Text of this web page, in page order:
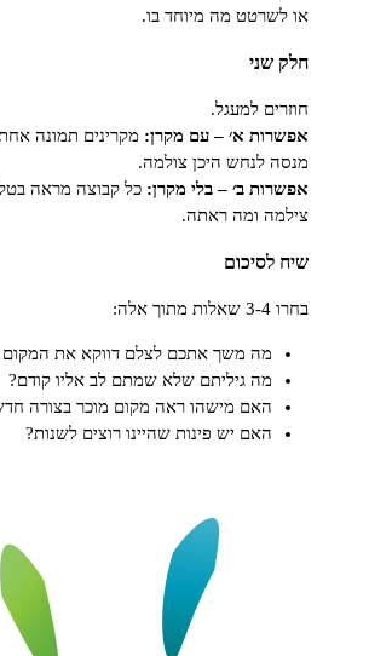
מה מיוחד בו.
למעגל.
א׳ – עם מקרן: מקרינים תמונה אחת בכל פעם.
לנחש היכן צולמה.
ב׳ – בלי מקרן: כל קבוצה מראה בטלפון ומספרת
ומה ראתה.
מה משך אתכם לצלם דווקא את המקום הזה?
מה גיליתם שלא שמתם לב אליו קודם?
האם מישהו ראה מקום מוכר בצורה חדשה?
האם יש פינות שהיינו רוצים לשנות?